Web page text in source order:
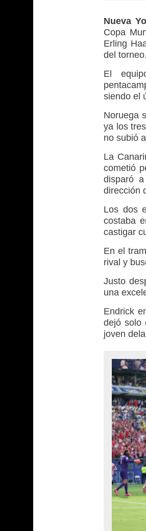
Nueva
Copa
Erling
del torneo.
El
siendo el
Noruega
ya los
no subió
La
cometió
disparó
dirección
Los dos
costaba
castigar
En el
rival y
Justo
una
Endrick
dejó solo
joven